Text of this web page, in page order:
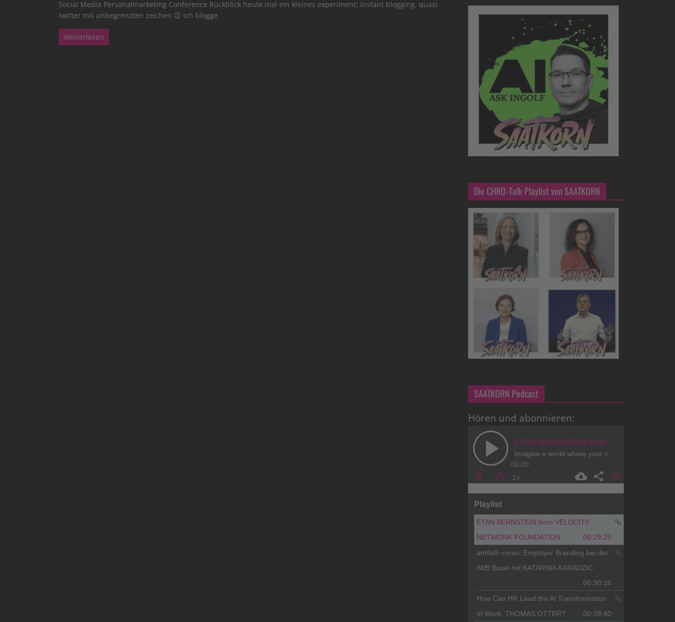
Social Media Personalmarketing Conference Rückblick heute mal ein kleines experiment: instant blogging, quasi
twitter mit unbegrenzten zeichen 😉 ich blogge
Weiterlesen
Die CHRO-Talk Playlist von SAATKORN
SAATKORN Podcast
Hören und abonnieren: